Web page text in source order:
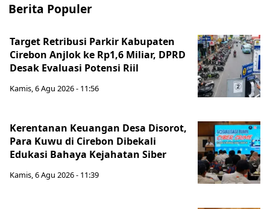
Berita Populer
Target Retribusi Parkir Kabupaten
Cirebon Anjlok ke Rp1,6 Miliar, DPRD
Desak Evaluasi Potensi Riil
Kamis, 6 Agu 2026 - 11:56
Kerentanan Keuangan Desa Disorot,
Para Kuwu di Cirebon Dibekali
Edukasi Bahaya Kejahatan Siber
Kamis, 6 Agu 2026 - 11:39